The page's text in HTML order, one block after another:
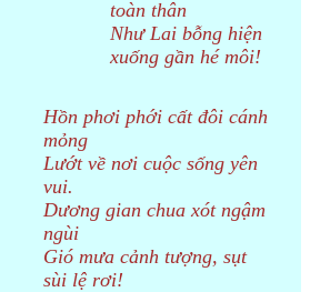
toàn thân
Như Lai bỗng hiện
xuống gần hé môi!
Hồn phơi phới cất đôi cánh
mỏng
Lướt về nơi cuộc sống yên
vui.
Dương gian chua xót ngậm
ngùi
Gió mưa cảnh tượng, sụt
sùi lệ rơi!